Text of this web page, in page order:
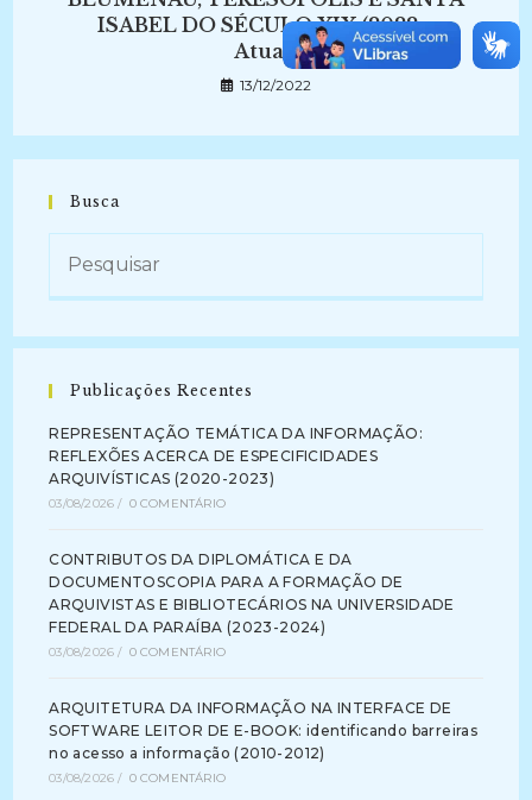
ISABEL DO SÉCULO XIX (2022 –
Atual)
13/12/2022
Busca
Publicações Recentes
REPRESENTAÇÃO TEMÁTICA DA INFORMAÇÃO:
REFLEXÕES ACERCA DE ESPECIFICIDADES
ARQUIVÍSTICAS (2020-2023)
03/08/2026 / 0 COMENTÁRIO
CONTRIBUTOS DA DIPLOMÁTICA E DA
DOCUMENTOSCOPIA PARA A FORMAÇÃO DE
ARQUIVISTAS E BIBLIOTECÁRIOS NA UNIVERSIDADE
FEDERAL DA PARAÍBA (2023-2024)
03/08/2026 / 0 COMENTÁRIO
ARQUITETURA DA INFORMAÇÃO NA INTERFACE DE
SOFTWARE LEITOR DE E-BOOK: identificando barreiras
no acesso a informação (2010-2012)
03/08/2026 / 0 COMENTÁRIO